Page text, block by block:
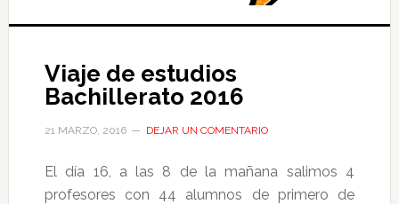
Viaje de estudios
Bachillerato 2016
21 MARZO, 2016 DEJAR UN COMENTARIO
El día 16, a las 8 de la mañana salimos 4
profesores con 44 alumnos de primero de